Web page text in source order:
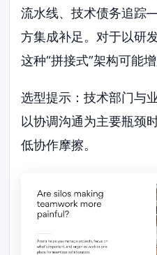
流水线、技术债务追
方集成补足。对于以研
这种“拼接式”架构可能
选型提示：技术部门与
以协调沟通为主要瓶颈
低协作摩擦。